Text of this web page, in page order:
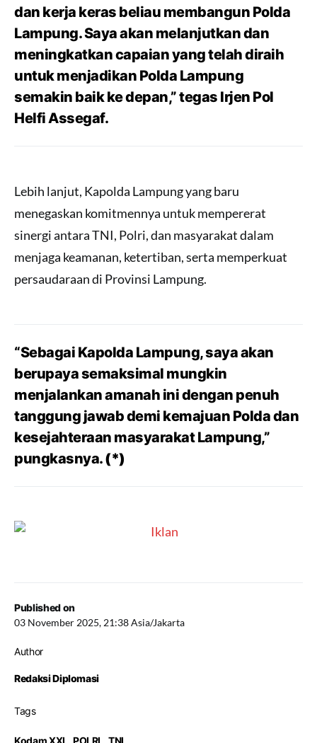
Published on
03 November 2025, 21:38 Asia/Jakarta
Author
Redaksi Diplomasi
Tags
Kodam XXI POLRI TNI
dan kerja keras beliau membangun Polda
Lampung. Saya akan melanjutkan dan
meningkatkan capaian yang telah diraih
untuk menjadikan Polda Lampung
semakin baik ke depan,” tegas Irjen Pol
Helfi Assegaf.
Lebih lanjut, Kapolda Lampung yang baru
menegaskan komitmennya untuk mempererat
sinergi antara TNI, Polri, dan masyarakat dalam
menjaga keamanan, ketertiban, serta memperkuat
persaudaraan di Provinsi Lampung.
“Sebagai Kapolda Lampung, saya akan
berupaya semaksimal mungkin
menjalankan amanah ini dengan penuh
tanggung jawab demi kemajuan Polda dan
kesejahteraan masyarakat Lampung,”
pungkasnya.(*)